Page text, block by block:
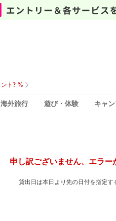
海外旅行 遊び・体験 キャ
申し訳ございません、エラー
貸出日は本日より先の日付を指定す